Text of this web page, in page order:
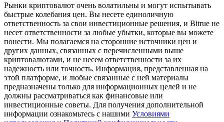
Deposit CASHCAT & Win
Share 500000 CASHCAT prize pool
Exclusive for BitMart Users
Register & Trade to Win 500,000 USDT
Рынки криптовалют очень волатильны и могут испытывать
быстрые колебания цен. Вы несете единоличную
ответственность за свои инвестиционные решения, и Bitrue не
несет ответственности за любые убытки, которые вы можете
понести. Мы полагаемся на сторонние источники цен и
других данных, связанных с перечисленными выше
криптовалютами, и не несем ответственности за их
надежность или точность. Информация, представленная на
этой платформе, и любые связанные с ней материалы
предназначены только для информационных целей и не
должны рассматриваться как финансовые или
инвестиционные советы. Для получения дополнительной
информации ознакомьтесь с нашими Условиями